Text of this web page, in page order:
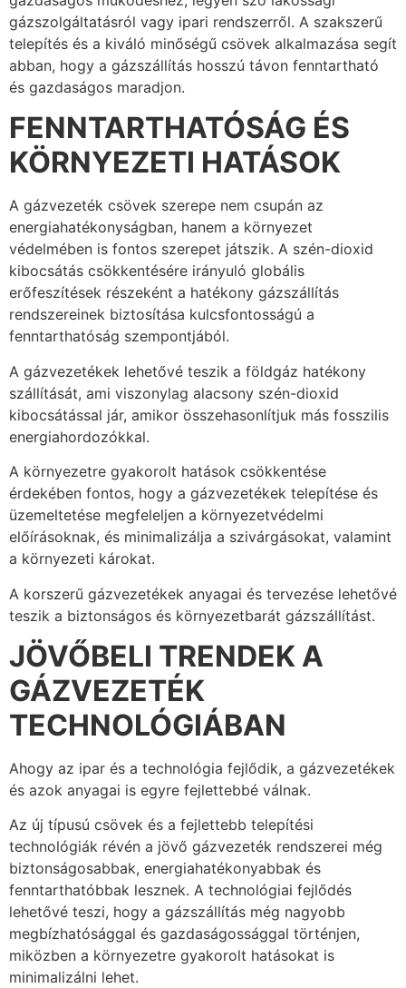
gázszolgáltatásról vagy ipari rendszerről. A szakszerű
telepítés és a kiváló minőségű csövek alkalmazása segít
abban, hogy a gázszállítás hosszú távon fenntartható
és gazdaságos maradjon.
FENNTARTHATÓSÁG ÉS
KÖRNYEZETI HATÁSOK
A gázvezeték csövek szerepe nem csupán az
energiahatékonyságban, hanem a környezet
védelmében is fontos szerepet játszik. A szén-dioxid
kibocsátás csökkentésére irányuló globális
erőfeszítések részeként a hatékony gázszállítás
rendszereinek biztosítása kulcsfontosságú a
fenntarthatóság szempontjából.
A gázvezetékek lehetővé teszik a földgáz hatékony
szállítását, ami viszonylag alacsony szén-dioxid
kibocsátással jár, amikor összehasonlítjuk más fosszilis
energiahordozókkal.
A környezetre gyakorolt hatások csökkentése
érdekében fontos, hogy a gázvezetékek telepítése és
üzemeltetése megfeleljen a környezetvédelmi
előírásoknak, és minimalizálja a szivárgásokat, valamint
a környezeti károkat.
A korszerű gázvezetékek anyagai és tervezése lehetővé
teszik a biztonságos és környezetbarát gázszállítást.
JÖVŐBELI TRENDEK A
GÁZVEZETÉK
TECHNOLÓGIÁBAN
Ahogy az ipar és a technológia fejlődik, a gázvezetékek
és azok anyagai is egyre fejlettebbé válnak.
Az új típusú csövek és a fejlettebb telepítési
technológiák révén a jövő gázvezeték rendszerei még
biztonságosabbak, energiahatékonyabbak és
fenntarthatóbbak lesznek. A technológiai fejlődés
lehetővé teszi, hogy a gázszállítás még nagyobb
megbízhatósággal és gazdaságossággal történjen,
miközben a környezetre gyakorolt hatásokat is
minimalizálni lehet.